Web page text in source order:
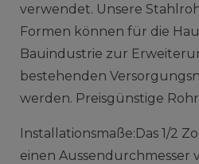
verwendet. Unsere
Formen können für die
Bauindustrie zur
bestehenden
werden. Preisgünstige
Installationsmaße:Das 1/2
einen Aussendurchmesser